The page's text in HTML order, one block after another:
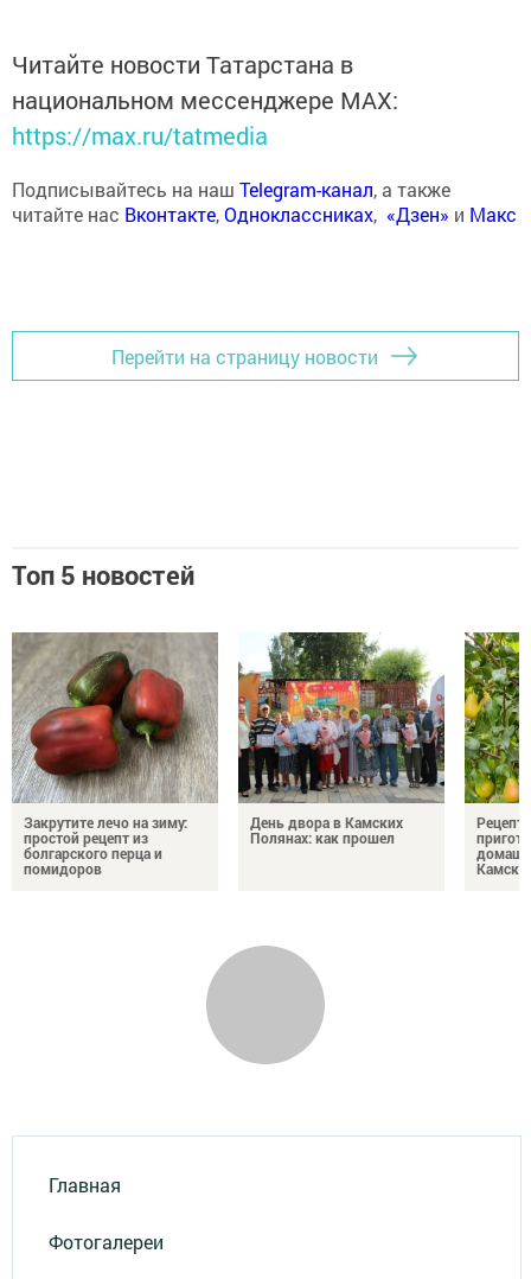
Читайте новости Татарстана в
национальном мессенджере MАХ:
https://max.ru/tatmedia
Подписывайтесь на наш Telegram-канал, а также
читайте нас Вконтакте,Одноклассниках, «Дзен» и Макс
Перейти на страницу новости
Топ 5 новостей
Закрутите лечо на зиму:
простой рецепт из
болгарского перца и
помидоров
День двора в Камских
Полянах: как прошел
Главная
Фотогалереи